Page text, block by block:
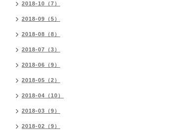
2018-10（7）
2018-09（5）
2018-08（8）
2018-07（3）
2018-06（9）
2018-05（2）
2018-04（10）
2018-03（9）
2018-02（9）